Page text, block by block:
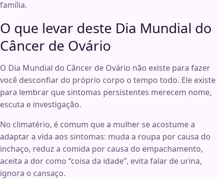
família.
O que levar deste Dia Mundial do
Câncer de Ovário
O Dia Mundial do Câncer de Ovário não existe para fazer
você desconfiar do próprio corpo o tempo todo. Ele existe
para lembrar que sintomas persistentes merecem nome,
escuta e investigação.
No climatério, é comum que a mulher se acostume a
adaptar a vida aos sintomas: muda a roupa por causa do
inchaço, reduz a comida por causa do empachamento,
aceita a dor como “coisa da idade”, evita falar de urina,
ignora o cansaço.